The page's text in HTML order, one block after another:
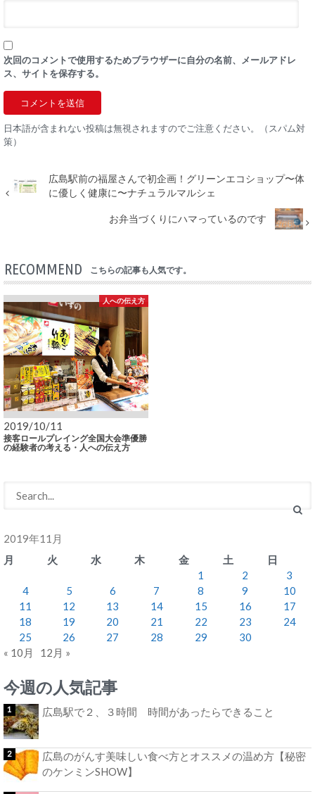
次回のコメントで使用するためブラウザーに自分の名前、メールアドレ
ス、サイトを保存する。
日本語が含まれない投稿は無視されますのでご注意ください。（スパム対
策）
広島駅前の福屋さんで初企画！グリーンエコショップ〜体
に優しく健康に〜ナチュラルマルシェ
お弁当づくりにハマっているのです
RECOMMEND こちらの記事も人気です。
人への伝え方
2019/10/11
接客ロールプレイング全国大会準優勝
の経験者の考える・人への伝え方
2019年11月
月
火 水 木 金 土
日
1
2
3
4
5 6 7 8 9
10
11
12 13 14 15 16
17
18
19 20 21 22 23
24
25
26 27 28 29
30
« 10月
12月 »
今週の人気記事
広島駅で２、３時間 時間があったらできること
広島のがんす美味しい食べ方とオススメの温め方【秘密
のケンミンSHOW】